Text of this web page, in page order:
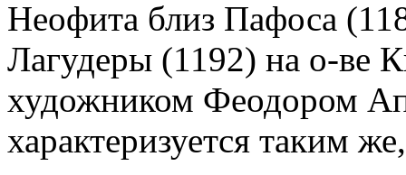
Неофита близ Пафоса
Лагудеры (1192) на о-ве
художником Феодором
характеризуется таким